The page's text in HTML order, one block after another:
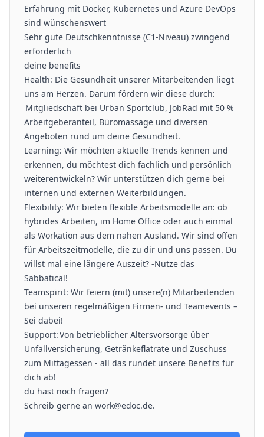
Erfahrung mit Docker, Kubernetes und Azure DevOps
sind wünschenswert
Sehr gute Deutschkenntnisse (C1-Niveau) zwingend
erforderlich
deine benefits
Health: Die Gesundheit unserer Mitarbeitenden liegt
uns am Herzen. Darum fördern wir diese durch:
Mitgliedschaft bei Urban Sportclub, JobRad mit 50 %
Arbeitgeberanteil, Büromassage und diversen
Angeboten rund um deine Gesundheit.
Learning: Wir möchten aktuelle Trends kennen und
erkennen, du möchtest dich fachlich und persönlich
weiterentwickeln? Wir unterstützen dich gerne bei
internen und externen Weiterbildungen.
Flexibility: Wir bieten flexible Arbeitsmodelle an: ob
hybrides Arbeiten, im Home Office oder auch einmal
als Workation aus dem nahen Ausland. Wir sind offen
für Arbeitszeitmodelle, die zu dir und uns passen. Du
willst mal eine längere Auszeit? -Nutze das
Sabbatical!
Teamspirit: Wir feiern (mit) unsere(n) Mitarbeitenden
bei unseren regelmäßigen Firmen- und Teamevents –
Sei dabei!
Support: Von betrieblicher Altersvorsorge über
Unfallversicherung, Getränkeflatrate und Zuschuss
zum Mittagessen - all das rundet unsere Benefits für
dich ab!
du hast noch fragen?
Schreib gerne an work@edoc.de.